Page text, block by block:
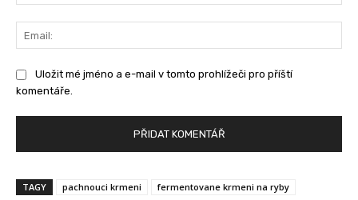
Uložit mé jméno a e-mail v tomto prohlížeči pro příští
komentáře.
TAGY pachnouci krmeni
fermentovane krmeni na ryby